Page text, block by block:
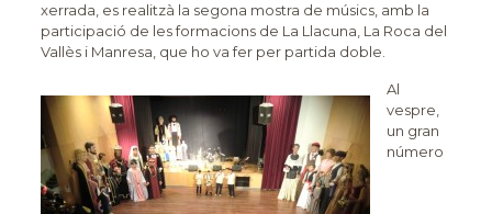
xerrada, es realitzà la segona mostra de músics, amb la
participació de les formacions de La Llacuna, La Roca del
Vallès i Manresa, que ho va fer per partida doble.
Al
vespre,
un gran
número